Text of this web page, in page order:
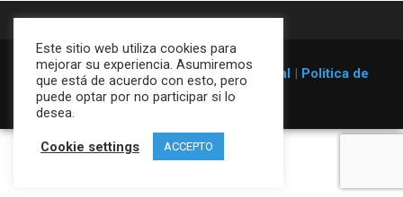
© 1996-2026Estanterías Galser|Aviso legal | Politica de
cookies
Este sitio web utiliza cookies para
mejorar su experiencia. Asumiremos
que está de acuerdo con esto, pero
puede optar por no participar si lo
desea.
Cookie settings ACCEPTO